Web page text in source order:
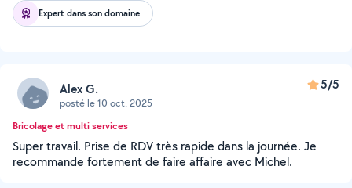
Expert dans son domaine
Alex G.
posté le 10 oct. 2025
5/5
Bricolage et multi services
Super travail. Prise de RDV très rapide dans la journée. Je
recommande fortement de faire affaire avec Michel.